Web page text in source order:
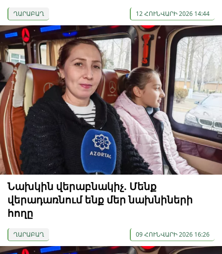
ՂԱՐԱԲԱՂ 12 ՀՈՒՆՎԱՐԻ 2026 14:44
Նախկին վերաբնակիչ. Մենք
վերադառնում ենք մեր նախնիների
հողը
ՂԱՐԱԲԱՂ 09 ՀՈՒՆՎԱՐԻ 2026 16:26